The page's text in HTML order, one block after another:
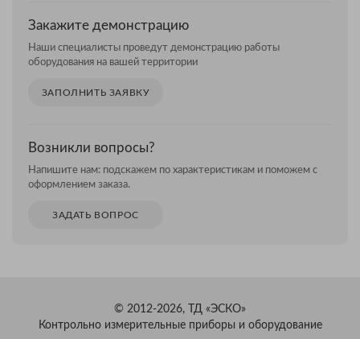
Закажите демонстрацию
Наши специалисты проведут демонстрацию работы
оборудования на вашей территории
ЗАПОЛНИТЬ ЗАЯВКУ
Возникли вопросы?
Напишите нам: подскажем по характеристикам и поможем с
оформлением заказа.
ЗАДАТЬ ВОПРОС
© 2012-2026, ТД «ЭСКО»
Контрольно измерительные приборы и оборудование